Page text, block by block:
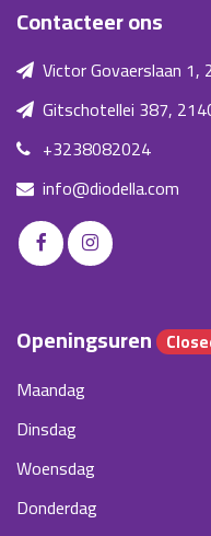
Contacteer ons
Victor Govaerslaan 1,
Gitschotellei 387,
+3238082024
info@diodella.com
Openingsuren
Maandag
Dinsdag
Woensdag
Donderdag